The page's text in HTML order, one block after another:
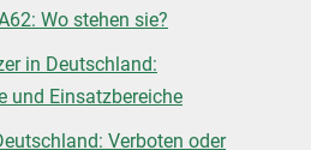
Wo stehen sie?
in Deutschland:
und Einsatzbereiche
Verboten oder